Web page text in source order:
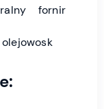
fornir
olejowosk